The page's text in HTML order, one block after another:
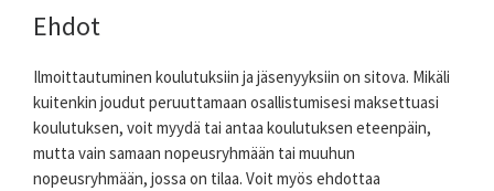
Ehdot
Ilmoittautuminen koulutuksiin ja jäsenyyksiin on sitova. Mikäli
kuitenkin joudut peruuttamaan osallistumisesi maksettuasi
koulutuksen, voit myydä tai antaa koulutuksen eteenpäin,
mutta vain samaan nopeusryhmään tai muuhun
nopeusryhmään, jossa on tilaa. Voit myös ehdottaa